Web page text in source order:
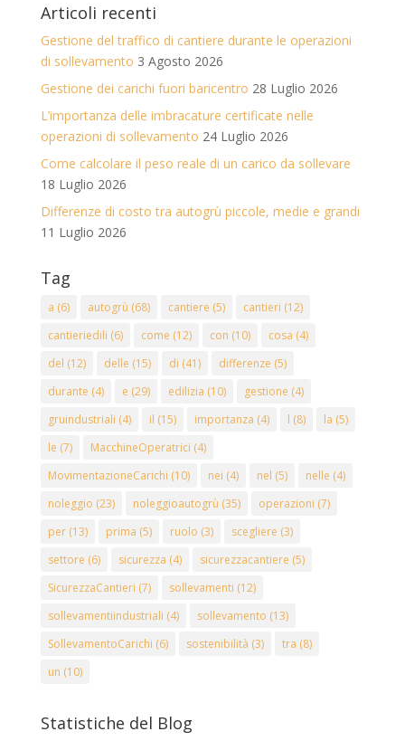
Articoli recenti
Gestione del traffico di cantiere durante le operazioni
di sollevamento 3 Agosto 2026
Gestione dei carichi fuori baricentro 28 Luglio 2026
L’importanza delle imbracature certificate nelle
operazioni di sollevamento 24 Luglio 2026
Come calcolare il peso reale di un carico da sollevare
18 Luglio 2026
Differenze di costo tra autogrù piccole, medie e grandi
11 Luglio 2026
Tag
a (6) autogrù (68) cantiere (5) cantieri (12)
cantieriedili (6) come (12) con (10) cosa (4)
del (12) delle (15) di (41) differenze (5)
durante (4) e (29) edilizia (10) gestione (4)
gruindustriali (4) il (15) importanza (4) l (8) la (5)
le (7) MacchineOperatrici (4)
MovimentazioneCarichi (10) nei (4) nel (5) nelle (4)
noleggio (23) noleggioautogrù (35) operazioni (7)
per(13) prima (5) ruolo (3) scegliere (3)
settore (6) sicurezza (4) sicurezzacantiere (5)
SicurezzaCantieri (7) sollevamenti (12)
sollevamentiindustriali (4) sollevamento (13)
SollevamentoCarichi (6) sostenibilità (3) tra (8)
un (10)
Statistiche del Blog